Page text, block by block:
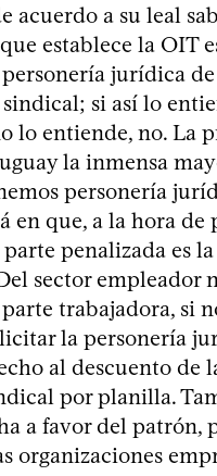
acuerdo a su leal
establece la OIT
jurídica
si así lo
lo entiende, no. La
la inmensa
personería
en que, a la hora de
penalizada es la
sector empleador
trabajadora, si
la personería
al descuento de
por planilla.
a favor del patrón,
organizaciones